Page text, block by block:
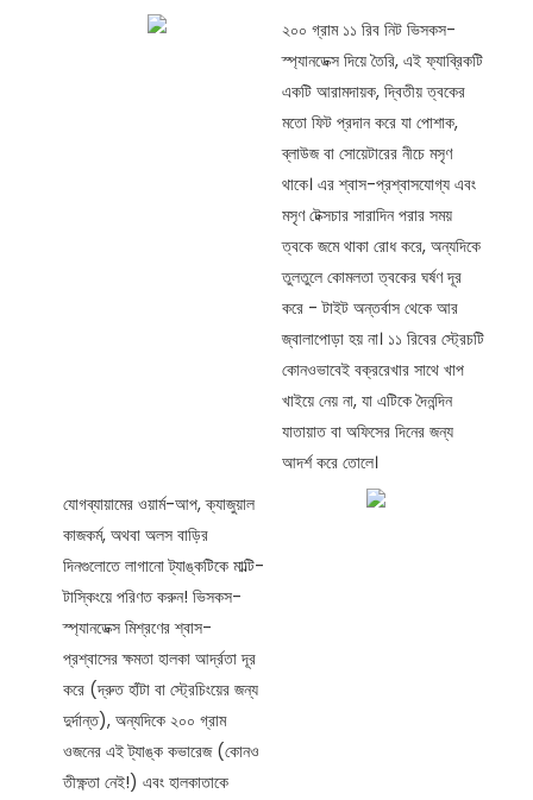
২০০ গ্রাম ১১ রিব নিট ভিসকস-
স্প্যানডেক্স দিয়ে তৈরি, এই ফ্যাব্রিকটি
একটি আরামদায়ক, দ্বিতীয় ত্বকের
মতো ফিট প্রদান করে যা পোশাক,
ব্লাউজ বা সোয়েটারের নীচে মসৃণ
থাকে। এর শ্বাস-প্রশ্বাসযোগ্য এবং
মসৃণ টেক্সচার সারাদিন পরার সময়
ত্বকে জমে থাকা রোধ করে, অন্যদিকে
তুলতুলে কোমলতা ত্বকের ঘর্ষণ দূর
করে - টাইট অন্তর্বাস থেকে আর
জ্বালাপোড়া হয় না। ১১ রিবের স্ট্রেচটি
কোনওভাবেই বক্ররেখার সাথে খাপ
খাইয়ে নেয় না, যা এটিকে দৈনন্দিন
যাতায়াত বা অফিসের দিনের জন্য
আদর্শ করে তোলে।
যোগব্যায়ামের ওয়ার্ম-আপ, ক্যাজুয়াল
কাজকর্ম, অথবা অলস বাড়ির
দিনগুলোতে লাগানো ট্যাঙ্কটিকে মাল্টি-
টাস্কিংয়ে পরিণত করুন! ভিসকস-
স্প্যানডেক্স মিশ্রণের শ্বাস-
প্রশ্বাসের ক্ষমতা হালকা আর্দ্রতা দূর
করে (দ্রুত হাঁটা বা স্ট্রেচিংয়ের জন্য
দুর্দান্ত), অন্যদিকে ২০০ গ্রাম
ওজনের এই ট্যাঙ্ক কভারেজ (কোনও
তীক্ষ্ণতা নেই!) এবং হালকাতাকে